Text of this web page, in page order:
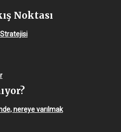
Noktası
nereye varılmak